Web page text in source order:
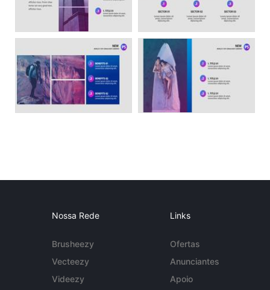
Nossa Rede
Brusheezy
Vecteezy
Videezy
Links
Ofertas
Anunciantes
Apoio